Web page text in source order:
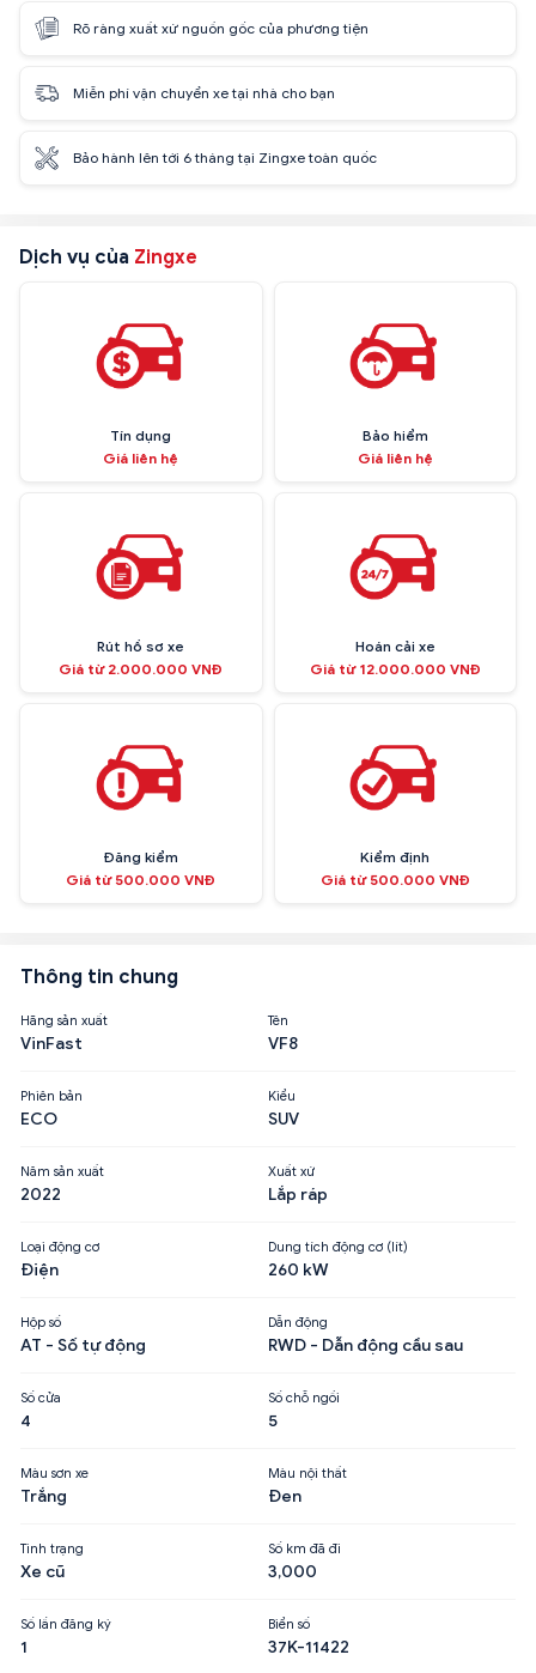
Rõ ràng xuất xứ nguồn gốc của phương tiện
Miễn phí vận chuyển xe tại nhà cho bạn
Bảo hành lên tới 6 tháng tại Zingxe toàn quốc
Dịch vụ của Zingxe
Tín dụng
Giá liên hệ
Bảo hiểm
Giá liên hệ
Rút hồ sơ xe
Giá từ 2.000.000 VNĐ
Hoán cải xe
Giá từ 12.000.000 VNĐ
Đăng kiểm
Giá từ 500.000 VNĐ
Kiểm định
Giá từ 500.000 VNĐ
Thông tin chung
Hãng sản xuất
VinFast
Tên
VF8
Phiên bản
ECO
Kiểu
SUV
Năm sản xuất
2022
Xuất xứ
Lắp ráp
Loại động cơ
Điện
Dung tích động cơ (lít)
260 kW
Hộp số
AT - Số tự động
Dẫn động
RWD - Dẫn động cầu sau
Số cửa
4
Số chỗ ngồi
5
Màu sơn xe
Trắng
Màu nội thất
Đen
Tình trạng
Xe cũ
Số km đã đi
3,000
Số lần đăng ký
1
Biển số
37K-11422